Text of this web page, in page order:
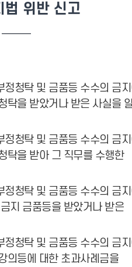
법 위반 신고
정청탁 및 금품등 수수의 금
탁을 받았거나 받은 사실을
정청탁 및 금품등 수수의 금
탁을 받아 그 직무를 수행한
정청탁 및 금품등 수수의 금
지 금품등을 받았거나 받은
정청탁 및 금품등 수수의 금
의등에 대한 초과사례금을